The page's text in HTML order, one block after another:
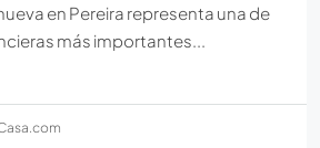
en Pereira representa una de
más importantes...